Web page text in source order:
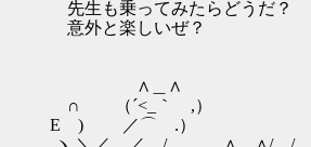
先生も乗ってみたらどうだ？
意外と楽しいぜ？
∧＿∧ /
∩ （´<_｀ ,
E ) ／⌒ .）